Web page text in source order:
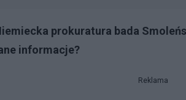
prokuratura bada
informacje?
Reklama